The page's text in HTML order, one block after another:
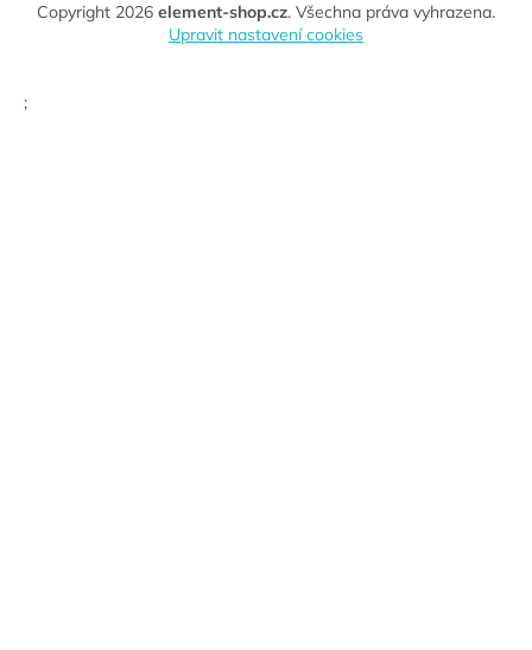
Copyright 2026 element-shop.cz. Všechna práva vyhrazena.
Upravit nastavení cookies
;